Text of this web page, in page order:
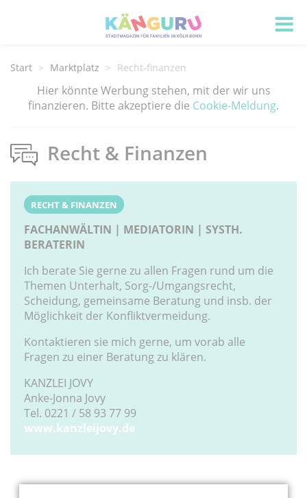
Start Marktplatz Recht-finanzen
Hier könnte Werbung stehen, mit der wir uns
finanzieren. Bitte akzeptiere die Cookie-Meldung.
Recht & Finanzen
RECHT & FINANZEN
FACHANWÄLTIN | MEDIATORIN | SYSTH.
BERATERIN
Ich berate Sie gerne zu allen Fragen rund um die
Themen Unterhalt, Sorg-/Umgangsrecht,
Scheidung, gemeinsame Beratung und insb. der
Möglichkeit der Konfliktvermeidung.
Kontaktieren sie mich gerne, um vorab alle
Fragen zu einer Beratung zu klären.
KANZLEI JOVY
Anke-Jonna Jovy
Tel. 0221 / 58 93 77 99
www.kanzleijovy.de